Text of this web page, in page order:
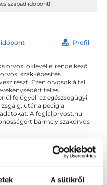
A sütikről
szabad időpont!
időpont Profil
orvosi oklevéllel rendelkező
szakképesítés
részt. Ezen orvosok által
teljes
felügyeli az egészségügyi
utána pedig a
A foglaljorvost.hu
bármely szakorvos
Ellenőrző vizsgálat